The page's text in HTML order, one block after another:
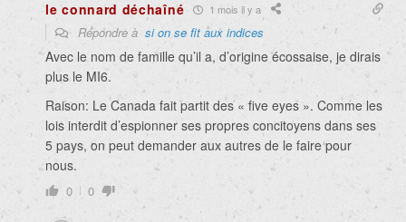
le connard déchaîné 1 mois il y a
Répondre à si on se fit aux indices
Avec le nom de famille qu’il a, d’origine écossaise, je dirais
plus le MI6.
Raison: Le Canada fait partit des « five eyes ». Comme les
lois interdit d’espionner ses propres concitoyens dans ses
5 pays, on peut demander aux autres de le faire pour
nous.
0 0